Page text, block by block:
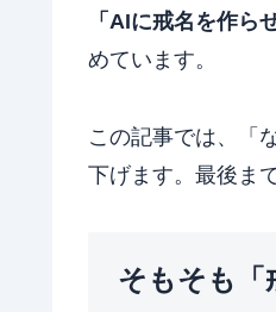
「AIに戒名を作ら
めています。
この記事では、「
下げます。最後ま
そもそも「